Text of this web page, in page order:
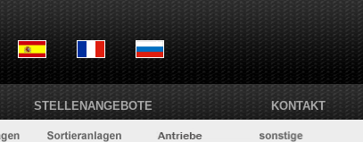
STELLENANGEBOTE KONTAKT